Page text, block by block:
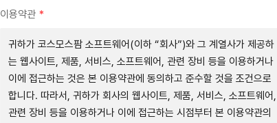
이용약관 *
귀하가 코스모스팜 소프트웨어(이하 “회사”)와 그 계열사가 제공하
는 웹사이트, 제품, 서비스, 소프트웨어, 관련 장비 등을 이용하거나
이에 접근하는 것은 본 이용약관에 동의하고 준수할 것을 조건으로
합니다. 따라서, 귀하가 회사의 웹사이트, 제품, 서비스, 소프트웨어,
관련 장비 등을 이용하거나 이에 접근하는 시점부터 본 이용약관의